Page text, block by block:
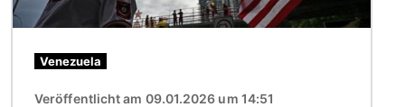
Venezuela
Veröffentlicht am 09.01.2026 um 14:51